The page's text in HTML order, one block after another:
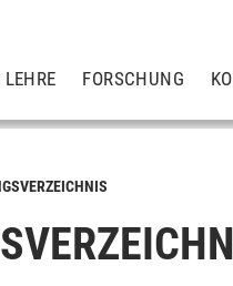
FORSCHUNG